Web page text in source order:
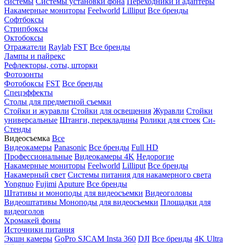
Накамерные мониторы Feelworld Lilliput Все бренды
Софтбоксы
Стрипбоксы
Октобоксы
Отражатели Raylab FST Все бренды
Лампы и пайрекс
Рефлекторы, соты, шторки
Фотозонты
Фотобоксы FST Все бренды
Спецэффекты
Столы для предметной съемки
Стойки и журавли Стойки для освещения Журавли Стойки
универсальные Штанги, перекладины Ролики для стоек Си-
Стенды
Видеосъемка Все
Видеокамеры Panasonic Все бренды Full HD
Профессиональные Видеокамеры 4K Недорогие
Накамерные мониторы Feelworld Lilliput Все бренды
Накамерный свет Системы питания для накамерного света
Yongnuo Fujimi Aputure Все бренды
Штативы и моноподы для видеосъемки Видеоголовы
Видеоштативы Моноподы для видеосъемки Площадки для
видеоголов
Хромакей фоны
Источники питания
Экшн камеры GoPro SJCAM Insta 360 DJI Все бренды 4K Ultra